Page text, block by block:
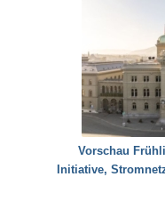
Vorschau
Initiative,